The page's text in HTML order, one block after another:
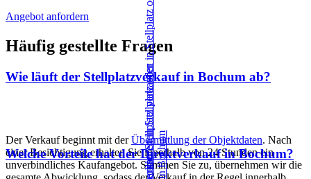
Angebot anfordern
Häufig gestellte Fragen
Wie läuft der Stellplatzverkauf in Bochum ab?
Der Verkauf beginnt mit derÜbermittlung der Objektdaten. Nach
einer Besichtigung erhalten Sie innerhalb von 24 Stunden ein
unverbindliches Kaufangebot. Stimmen Sie zu, übernehmen wir die
Welche Vorteile hat der Direktverkauf in Bochum?